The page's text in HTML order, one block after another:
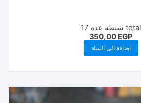
total شنطه عده 17
350,00 EGP
إضافة إلى السلة